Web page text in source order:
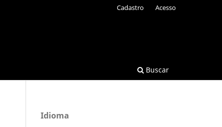
Buscar
Cadastro Acesso
Idioma